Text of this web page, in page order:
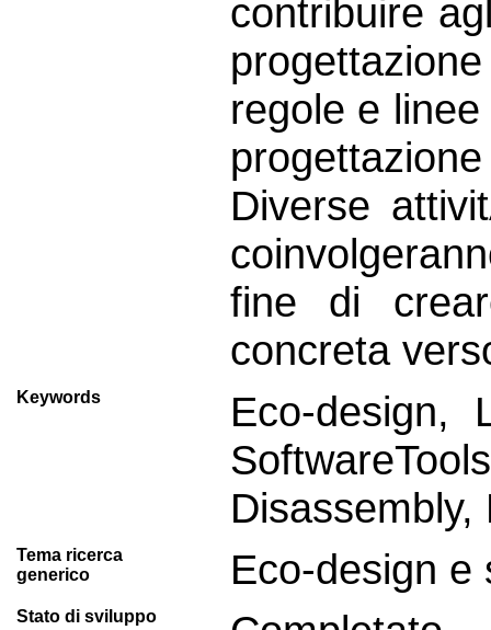
contribuire
regole e
Diverse
fine di
concreta
Keywords
Eco-design,
Disassembly,
Tema ricerca
generico
Eco-design e
Stato di sviluppo